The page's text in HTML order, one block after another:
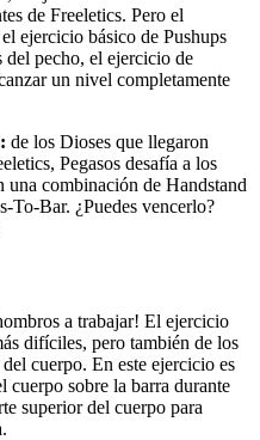
de Freeletics. Pero el
ejercicio básico de Pushups
del pecho, el ejercicio de
un nivel completamente
de los Dioses que llegaron
Pegasos desafía a los
una combinación de Handstand
To-Bar. ¿Puedes vencerlo?
a trabajar! El ejercicio
difíciles, pero también de los
cuerpo. En este ejercicio es
cuerpo sobre la barra durante
superior del cuerpo para